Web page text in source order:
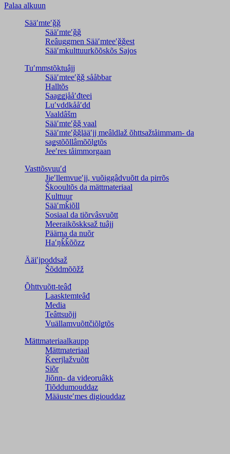
Palaa alkuun
Sääʹmteʹǧǧ
Sääʹmteʹǧǧ
Reâuggmen Sääʹmteeʹǧǧest
Sääʹmkulttuurkõõskõs Sajos
Tuʹmmstõktuâjj
Sääʹmteeʹǧǧ sååbbar
Halltõs
Saaǥǥjååʹđteei
Luʹvddkååʹdd
Vaaldâšm
Sääʹmteʹǧǧ vaal
Sääʹmteʹǧǧlääʹjj meâldlaž õhttsažtåimmam- da
saǥstõõllâmõõlǥtõs
Jeeʹres tåimmorgaan
Vasttõsvuuʹd
Jieʹllemvueʹjj, vuõiggâdvuõtt da pirrõs
Škooultõs da mättmateriaal
Kulttuur
Sääʹmǩiõll
Sosiaal da tiõrvâsvuõtt
Meeraikõskksaž tuâjj
Päärna da nuõr
Haʹŋǩǩõõzz
Ääiʹjpoddsaž
Šõddmõõžž
Õhttvuõtt-teâđ
Laasktemteâđ
Media
Teâttsuõjj
Vuällamvuõttčiõlǥtõs
Mättmateriaalkaupp
Mättmateriaal
Ǩeerjlažvuõtt
Siõr
Jiõnn- da videoruâkk
Tiõddumouddaz
Määusteʹmes digiouddaz